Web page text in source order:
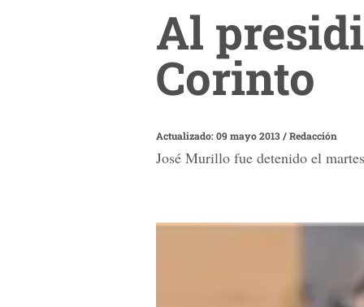
Al
Corinto
Actualizado: 09 mayo 2013/Redacción
José Murillo fue detenido el